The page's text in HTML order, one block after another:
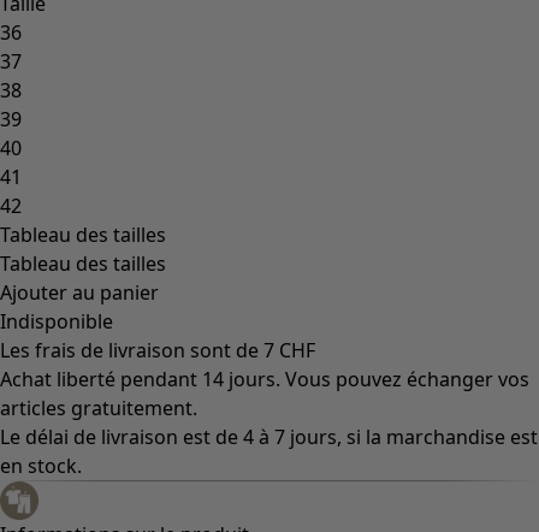
Collections
Dans l'univers du kimono
Monsoon
Étendues champêtres
Coimbatore
Les classiques de Gudrun
Des tournesols pour le HCR